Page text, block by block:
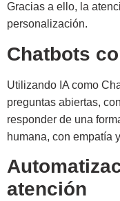
Gracias a ello, la
personalización.
Chatbots
Utilizando IA como
preguntas abiertas,
responder de una
humana, con empatía
atención